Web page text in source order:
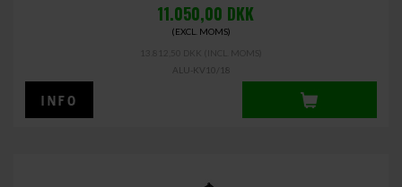
11.050,00 DKK
(EXCL. MOMS)
ALU-KV10/18